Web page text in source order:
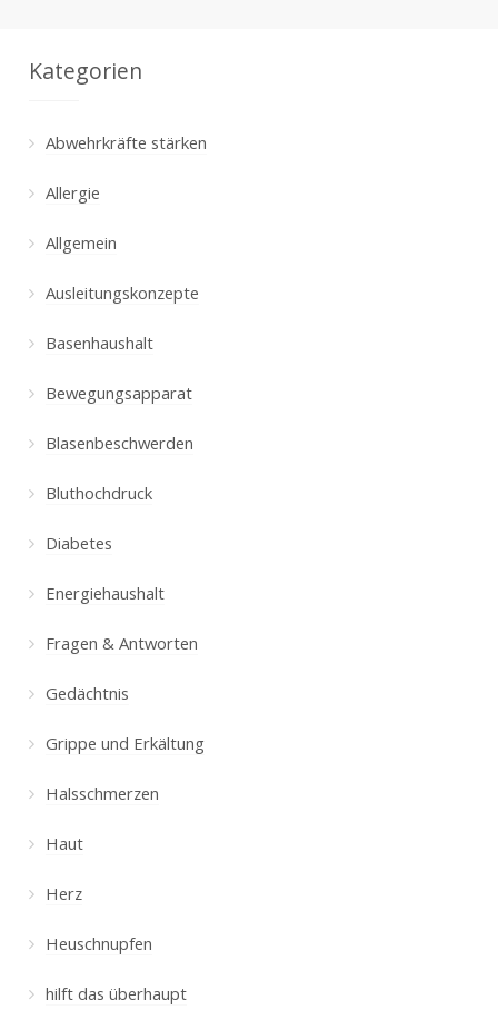
Kategorien
Abwehrkräfte stärken
Allergie
Allgemein
Ausleitungskonzepte
Basenhaushalt
Bewegungsapparat
Blasenbeschwerden
Bluthochdruck
Diabetes
Energiehaushalt
Fragen & Antworten
Gedächtnis
Grippe und Erkältung
Halsschmerzen
Haut
Herz
Heuschnupfen
hilft das überhaupt